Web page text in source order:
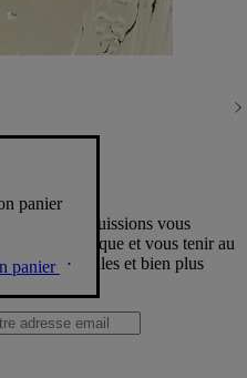
panier
panier
que nous puissions vous
Diptyque et vous tenir au
offres spéciales et bien plus